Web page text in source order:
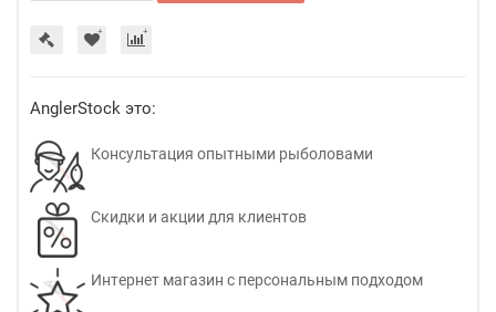
AnglerStock это:
Консультация опытными рыболовами
Скидки и акции для клиентов
Интернет магазин с персональным подходом